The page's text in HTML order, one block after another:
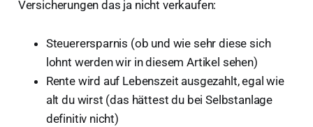
Versicherungen das ja nicht verkaufen:
Steuerersparnis (ob und wie sehr diese sich
lohnt werden wir in diesem Artikel sehen)
Rente wird auf Lebenszeit ausgezahlt, egal wie
alt du wirst (das hättest du bei Selbstanlage
definitiv nicht)